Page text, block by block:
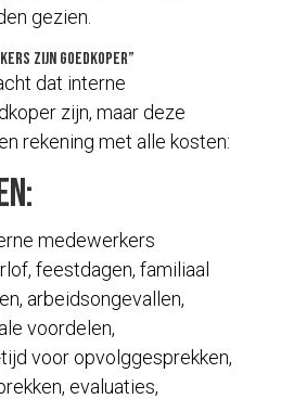
gezien.
zijn goedkoper”
dat interne
zijn, maar deze
rekening met alle kosten:
medewerkers
feestdagen, familiaal
arbeidsongevallen,
voordelen,
voor opvolggesprekken,
evaluaties,